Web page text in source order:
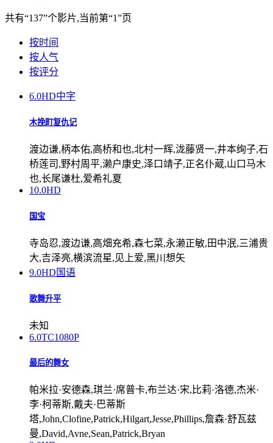
共有“137”个影片,当前第“1”页
按时间
按人气
按评分
6.0HD中字
木挽町复仇记
渡边谦,柄本佑,高桥和也,北村一辉,泷藤贤一,井本绚子,石
桥莲司,野村周平,濑户康史,泽口靖子,正名仆蔵,山口马木
也,长尾谦杜,爱希礼夏
10.0HD
国宝
寺岛忍,渡边谦,高畑充希,森七菜,永濑正敏,田中泯,三浦贵
大,吉泽亮,横滨流星,见上爱,黑川想矢
9.0HD国语
歌舞升平
未知
6.0TC1080P
最后的舞女
帕米拉·安德森,琪兰·席普卡,布兰达·宋,比莉·洛德,杰米·
李·柯蒂斯,戴夫·巴蒂斯
塔,John,Clofine,Patrick,Hilgart,Jesse,Phillips,詹森·舒瓦兹
曼,David,Avne,Sean,Patrick,Bryan